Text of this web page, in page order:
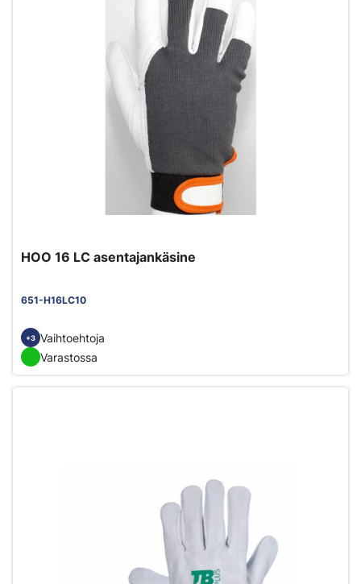
HOO 16 LC asentajankäsine
651-H16LC10
+3 Vaihtoehtoja
Varastossa